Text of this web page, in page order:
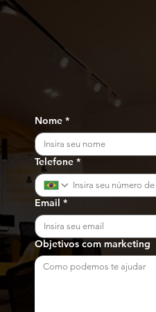
Nome *
Telefone *
Email *
Objetivos com marketing